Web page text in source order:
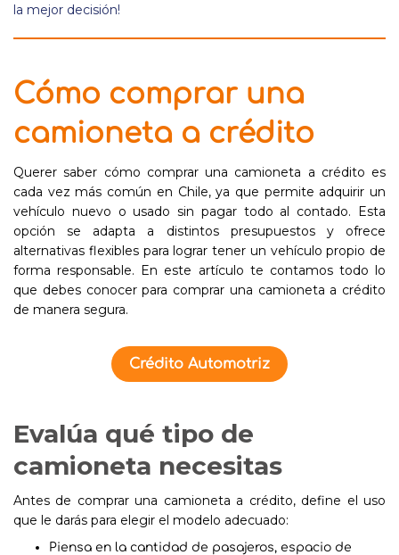
la mejor decisión!
Cómo comprar una
camioneta a crédito
Querer saber cómo comprar una camioneta a crédito es
cada vez más común en Chile, ya que permite adquirir un
vehículo nuevo o usado sin pagar todo al contado. Esta
opción se adapta a distintos presupuestos y ofrece
alternativas flexibles para lograr tener un vehículo propio de
forma responsable. En este artículo te contamos todo lo
que debes conocer para comprar una camioneta a crédito
de manera segura.
Crédito Automotriz
Evalúa qué tipo de
camioneta necesitas
Antes de comprar una camioneta a crédito, define el uso
que le darás para elegir el modelo adecuado:
Piensa en la cantidad de pasajeros, espacio de